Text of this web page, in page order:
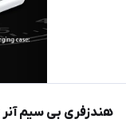
هندزفری بی سیم آنر Honor Choice Earbuds X